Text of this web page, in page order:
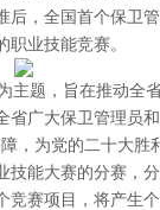
，全国首个保卫
业技能竞赛。
题，旨在推动全
广大保卫管理员
，为党的二十大
技能大赛的分赛，
赛项目，将产生